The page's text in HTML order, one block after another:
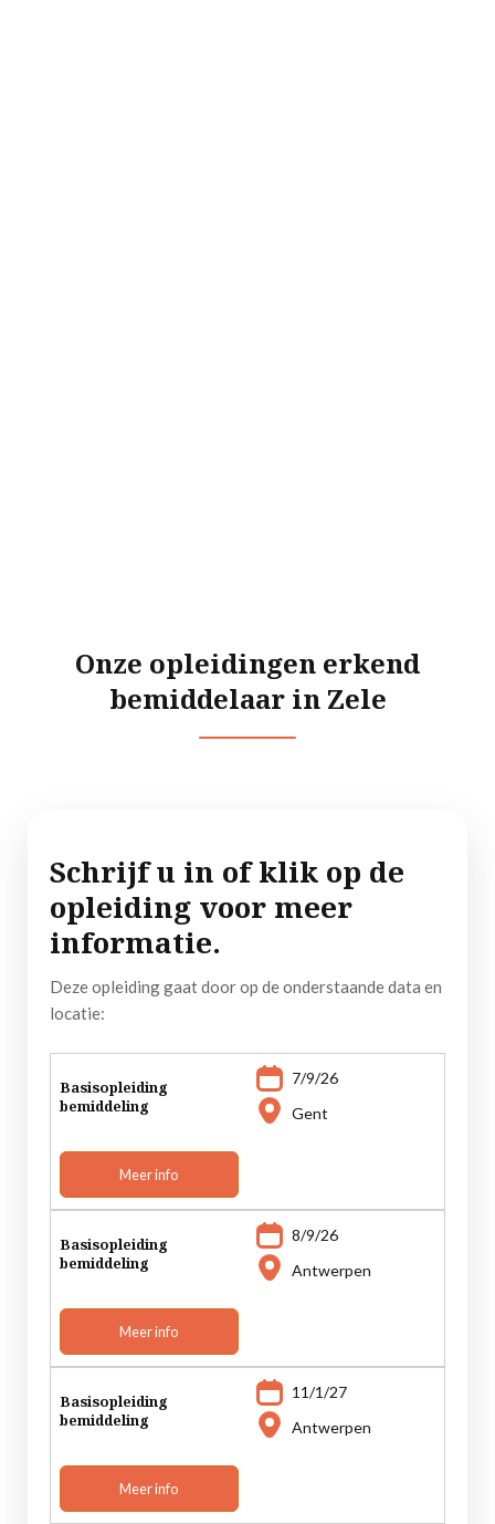
Onze opleidingen erkend
bemiddelaar in Zele
Schrijf u in of klik op de
opleiding voor meer
informatie.
Deze opleiding gaat door op de onderstaande data en
locatie:
7/9/26
Gent
Basisopleiding
bemiddeling
Meer info
8/9/26
Antwerpen
Basisopleiding
bemiddeling
Meer info
11/1/27
Antwerpen
Basisopleiding
bemiddeling
Meer info